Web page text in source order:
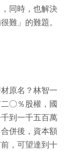
同時，也解決
難」的難題。
原名？林智一
二○％股權，國
到一千五百萬
併後，資本額
，可望達到十